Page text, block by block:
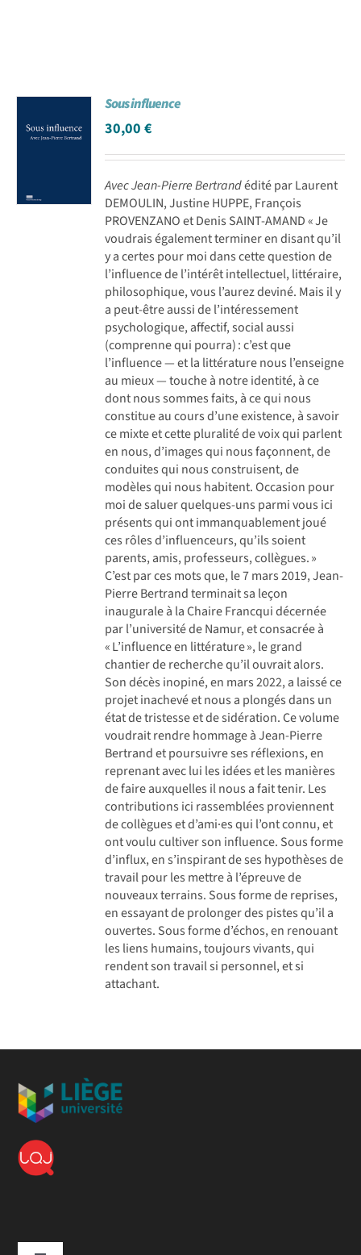
Sous influence
30,00€
Avec Jean-Pierre Bertrandédité par Laurent
DEMOULIN, Justine HUPPE, François
PROVENZANO et Denis SAINT-AMAND « Je
voudrais également terminer en disant qu’il
y a certes pour moi dans cette question de
l’influence de l’intérêt intellectuel, littéraire,
philosophique, vous ­l’aurez deviné. Mais il y
a peut-être aussi de l’intéressement
psychologique, affectif, social aussi
(comprenne qui pourra) : c’est que
l’influence — et la littérature nous l’enseigne
au mieux — touche à notre identité, à ce
dont nous sommes faits, à ce qui nous
constitue au cours d’une existence, à savoir
ce mixte et cette pluralité de voix qui parlent
en nous, d’images qui nous façonnent, de
conduites qui nous construisent, de
modèles qui nous habitent. Occasion pour
moi de saluer quelques-uns parmi vous ici
présents qui ont immanquablement joué
ces rôles d’influenceurs, qu’ils soient
parents, amis, professeurs, collègues. »
C’est par ces mots que, le 7 mars 2019, Jean-
Pierre Bertrand terminait sa leçon
inaugurale à la Chaire Francqui décernée
par l’université de Namur, et consacrée à
« L’influence en littérature », le grand
chantier de recherche qu’il ouvrait alors.
Son décès inopiné, en mars 2022, a laissé ce
projet inachevé et nous a plongés dans un
état de tristesse et de sidération. Ce volume
voudrait rendre hommage à Jean-Pierre
Bertrand et poursuivre ses réflexions, en
reprenant avec lui les idées et les manières
de faire auxquelles il nous a fait tenir. Les
contributions ici rassemblées proviennent
de collègues et d’ami·es qui l’ont connu, et
ont voulu cultiver son influence. Sous forme
d’influx, en s’inspirant de ses hypothèses de
travail pour les mettre à l’épreuve de
nouveaux terrains. Sous forme de reprises,
en essayant de prolonger des pistes qu’il a
ouvertes. Sous forme d’échos, en renouant
les liens humains, toujours vivants, qui
rendent son travail si personnel, et si
attachant.